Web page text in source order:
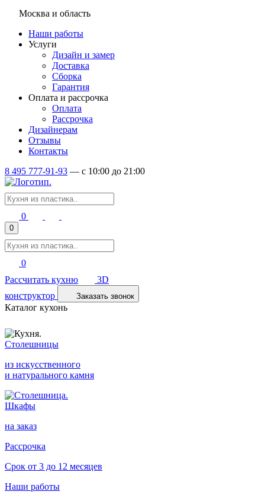
Москва и область
Наши работы
Услуги
Дизайн и замер
Доставка
Сборка
Гарантия
Оплата и рассрочка
Оплата
Рассрочка
Дизайнерам
Отзывы
Контакты
8 495 777-91-93 — c 10:00 до 21:00
0
0
0
Рассчитать кухню
3D
конструктор
Заказать звонок
Каталог кухонь
Столешницы
из искусственного
и натурального камня
Шкафы
на заказ
Рассрочка
Срок от 3 до 12 месяцев
Наши работы